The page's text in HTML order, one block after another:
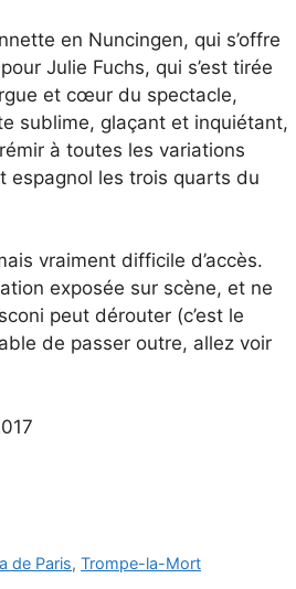
en Nuncingen, qui s’offre
Julie Fuchs, qui s’est tirée
et cœur du spectacle,
sublime, glaçant et inquiétant,
à toutes les variations
espagnol les trois quarts du
vraiment difficile d’accès.
exposée sur scène, et ne
peut dérouter (c’est le
de passer outre, allez voir
de Paris,Trompe-la-Mort